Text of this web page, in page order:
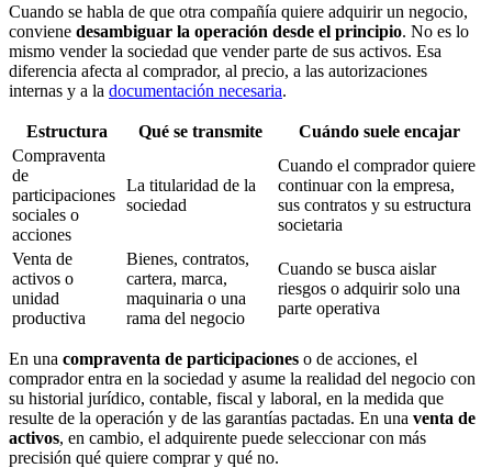
Cuando se habla de que otra compañía quiere adquirir un negocio,
conviene desambiguar la operación desde el principio. No es lo
mismo vender la sociedad que vender parte de sus activos. Esa
diferencia afecta al comprador, al precio, a las autorizaciones
internas y a la documentación necesaria.
Estructura Qué se transmite
Cuándo suele encajar
Compraventa
de
participaciones
sociales o
acciones
La titularidad de la
sociedad
Cuando el comprador quiere
continuar con la empresa,
sus contratos y su estructura
societaria
Venta de
activos o
unidad
productiva
Bienes, contratos,
cartera, marca,
maquinaria o una
rama del negocio
Cuando se busca aislar
riesgos o adquirir solo una
parte operativa
En una compraventa de participaciones o de acciones, el
comprador entra en la sociedad y asume la realidad del negocio con
su historial jurídico, contable, fiscal y laboral, en la medida que
resulte de la operación y de las garantías pactadas. En una venta de
activos, en cambio, el adquirente puede seleccionar con más
precisión qué quiere comprar y qué no.